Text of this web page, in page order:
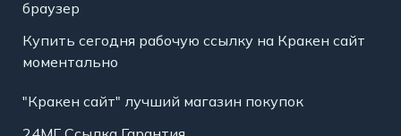
браузер
Купить сегодня рабочую ссылку на Кракен сайт
моментально
"Кракен сайт" лучший магазин покупок